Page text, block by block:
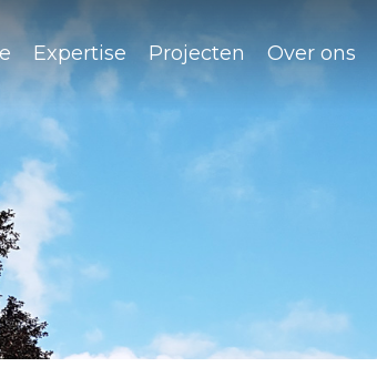
Expertise Projecten Over ons